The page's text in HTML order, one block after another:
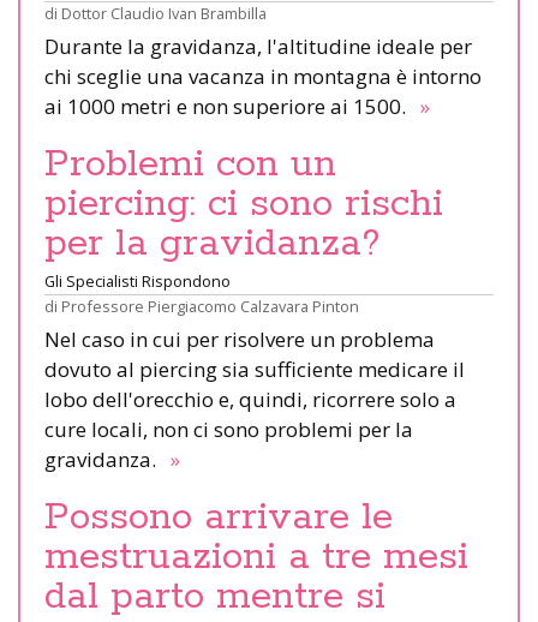
di Dottor Claudio Ivan Brambilla
Durante la gravidanza, l'altitudine ideale per
chi sceglie una vacanza in montagna è intorno
ai 1000 metri e non superiore ai 1500. »
Problemi con un
piercing: ci sono rischi
per la gravidanza?
Gli Specialisti Rispondono
di Professore Piergiacomo Calzavara Pinton
Nel caso in cui per risolvere un problema
dovuto al piercing sia sufficiente medicare il
lobo dell'orecchio e, quindi, ricorrere solo a
cure locali, non ci sono problemi per la
gravidanza. »
Possono arrivare le
mestruazioni a tre mesi
dal parto mentre si